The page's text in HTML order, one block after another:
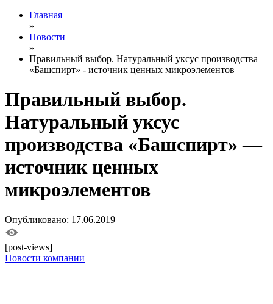
Главная
»
Новости
»
Правильный выбор. Натуральный уксус производства
«Башспирт» - источник ценных микроэлементов
Правильный выбор.
Натуральный уксус
производства «Башспирт» —
источник ценных
микроэлементов
Опубликовано: 17.06.2019
[post-views]
Новости компании